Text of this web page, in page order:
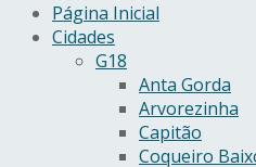
Página Inicial
Cidades
G18
Anta Gorda
Arvorezinha
Capitão
Coqueiro